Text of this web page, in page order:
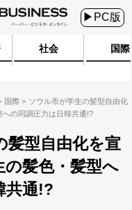
▶PC版
社会 国際
国際
ソウル市が学生の髪型自由化
の同調圧力は日韓共通!?
髪型自由化を宣
の髪色・髪型へ
共通!?